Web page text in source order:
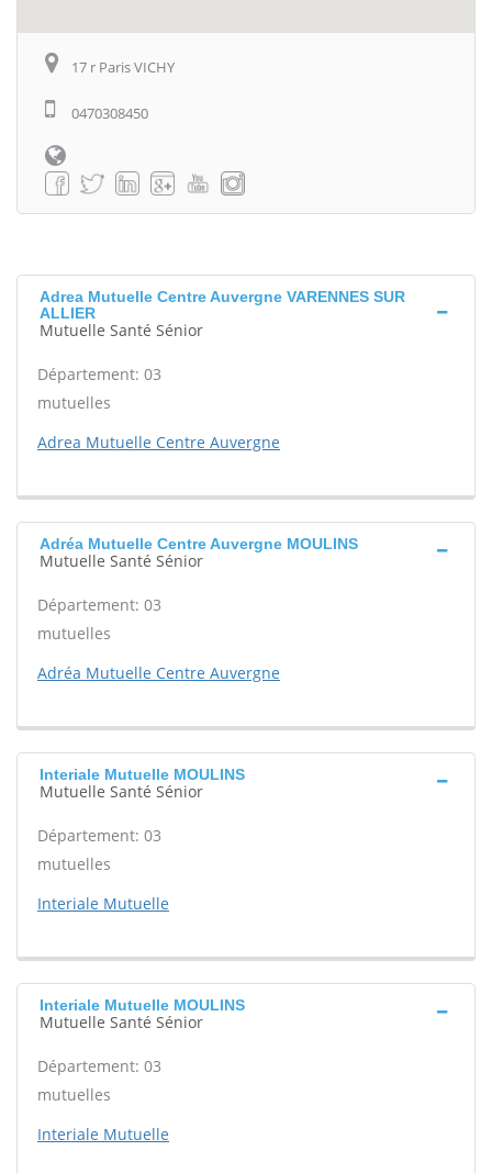
17 r Paris VICHY
0470308450
Adrea Mutuelle Centre Auvergne VARENNES SUR
ALLIER
Mutuelle Santé Sénior
Département: 03
mutuelles
Adrea Mutuelle Centre Auvergne
Adréa Mutuelle Centre Auvergne MOULINS
Mutuelle Santé Sénior
Département: 03
mutuelles
Adréa Mutuelle Centre Auvergne
Interiale Mutuelle MOULINS
Mutuelle Santé Sénior
Département: 03
mutuelles
Interiale Mutuelle
Interiale Mutuelle MOULINS
Mutuelle Santé Sénior
Département: 03
mutuelles
Interiale Mutuelle